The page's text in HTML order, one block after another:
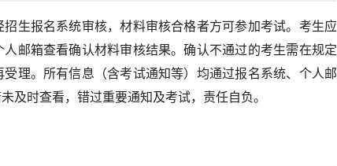
生报名系统审核，材料审核合格者方可参加考试。考生应
邮箱查看确认材料审核结果。确认不通过的考生需在规定
理。所有信息（含考试通知等）均通过报名系统、个人邮
及时查看，错过重要通知及考试，责任自负。